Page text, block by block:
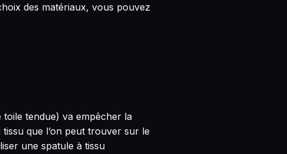
des matériaux, vous pouvez
tendue) va empêcher la
que l’on peut trouver sur le
une spatule à tissu